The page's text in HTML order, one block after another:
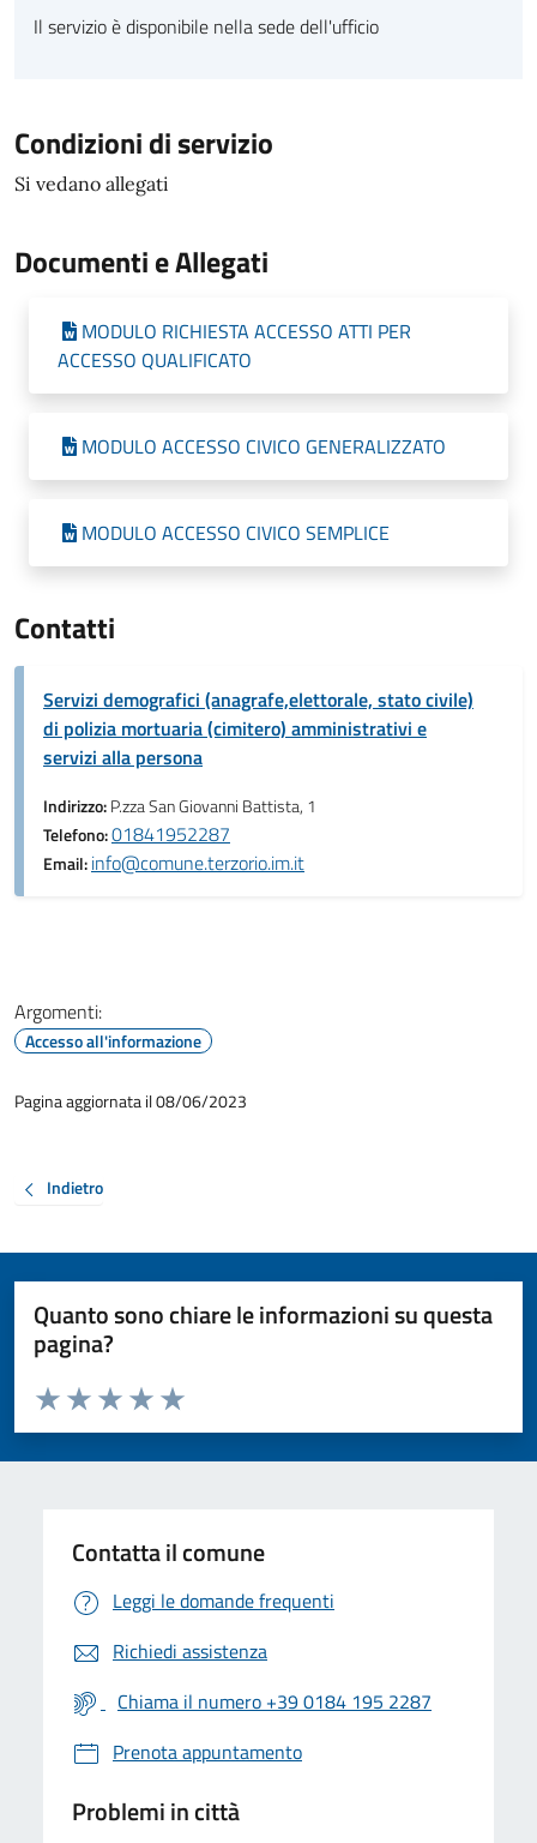
Il servizio è disponibile nella sede dell'ufficio
Condizioni di servizio
Si vedano allegati
Documenti e Allegati
MODULO RICHIESTA ACCESSO ATTI PER
ACCESSO QUALIFICATO
MODULO ACCESSO CIVICO GENERALIZZATO
MODULO ACCESSO CIVICO SEMPLICE
Contatti
Servizi demografici (anagrafe,elettorale, stato civile)
di polizia mortuaria (cimitero) amministrativi e
servizi alla persona
Indirizzo:P.zza San Giovanni Battista, 1
Telefono:01841952287
Email:info@comune.terzorio.im.it
Argomenti:
Accesso all'informazione
Pagina aggiornata il 08/06/2023
Indietro
Quanto sono chiare le informazioni su questa
pagina?
Valuta da 1 a 5 stelle la pagina
Valuta 5 stelle su 5
Valuta 4 stelle su 5
Valuta 3 stelle su 5
Valuta 2 stelle su 5
Valuta 1 stelle su 5
Contatta il comune
Leggi le domande frequenti
Richiedi assistenza
Chiama il numero +39 0184 195 2287
Prenota appuntamento
Problemi in città